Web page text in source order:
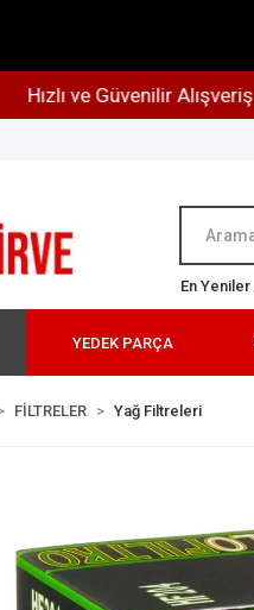
Hızlı ve Güvenilir Alışveriş
En Yeniler
YEDEK PARÇA
FİLTRELER Yağ Filtreleri